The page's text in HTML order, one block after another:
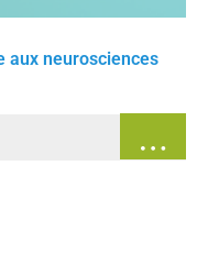
aux neurosciences